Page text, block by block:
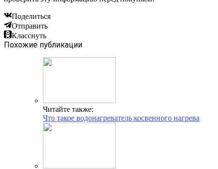
Поделиться
Отправить
Класснуть
Похожие публикации
Читайте также:
Что такое водонагреватель косвенного нагрева